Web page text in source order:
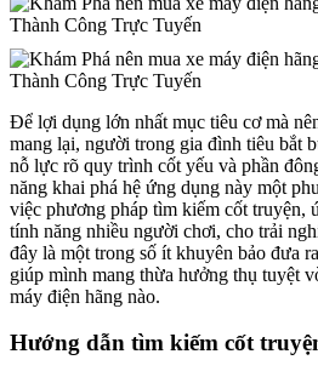
Để lợi dụng lớn nhất mục tiêu cơ mà
mang lại, người trong gia đình tiêu bắt
nỗ lực rõ quy trình cốt yếu và phần
năng khai phá hệ ứng dụng này một
việc phương pháp tìm kiếm cốt truyện,
tính năng nhiều người chơi, cho trải
đây là một trong số ít khuyên bảo đưa
giúp mình mang thừa hưởng thụ tuyệt
máy điện hãng nào.
Hướng dẫn tìm kiếm cốt